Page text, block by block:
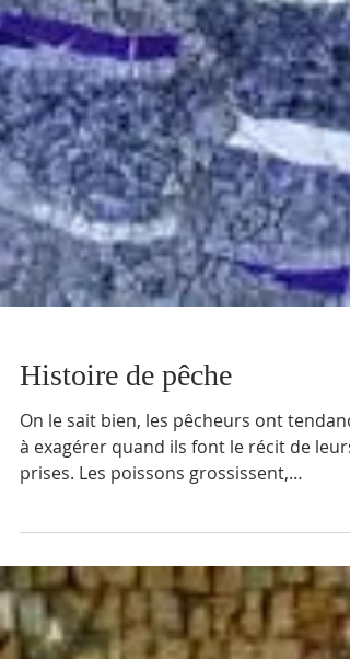
Histoire de pêche
prises. Les poissons grossissent,
s’allongent et...